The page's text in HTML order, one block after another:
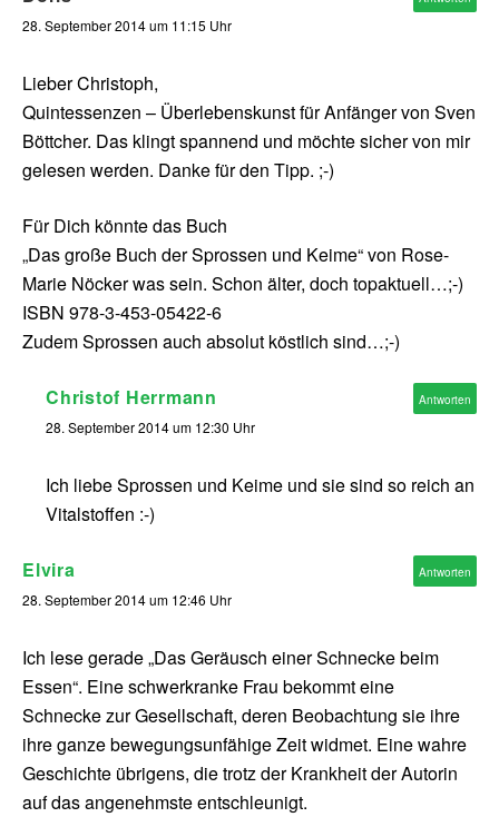
28. September 2014 um 11:15 Uhr
Lieber Christoph,
Quintessenzen – Überlebenskunst für Anfänger von Sven
Böttcher. Das klingt spannend und möchte sicher von mir
gelesen werden. Danke für den Tipp. ;-)
Für Dich könnte das Buch
„Das große Buch der Sprossen und Keime“ von Rose-
Marie Nöcker was sein. Schon älter, doch topaktuell…;-)
ISBN 978-3-453-05422-6
Zudem Sprossen auch absolut köstlich sind…;-)
Christof Herrmann
28. September 2014 um 12:30 Uhr
Ich liebe Sprossen und Keime und sie sind so reich an
Vitalstoffen :-)
Antworten
Elvira
28. September 2014 um 12:46 Uhr
Ich lese gerade „Das Geräusch einer Schnecke beim
Essen“. Eine schwerkranke Frau bekommt eine
Schnecke zur Gesellschaft, deren Beobachtung sie ihre
ihre ganze bewegungsunfähige Zeit widmet. Eine wahre
Geschichte übrigens, die trotz der Krankheit der Autorin
auf das angenehmste entschleunigt.
Antworten